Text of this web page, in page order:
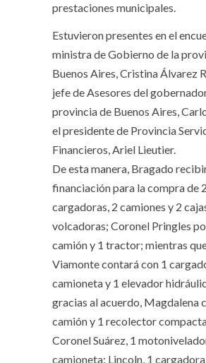
prestaciones municipales.
Estuvieron presentes en el
ministra de Gobierno de la
Buenos Aires, Cristina Álvarez
jefe de Asesores del
provincia de Buenos Aires,
el presidente de Provincia
Financieros, Ariel Lieutier.
De esta manera, Bragado
financiación para la compra de 2
cargadoras, 2 camiones y 2
volcadoras; Coronel Pringles
camión y 1 tractor; mientras
Viamonte contará con 1
camioneta y 1 elevador
gracias al acuerdo, Magdalena
camión y 1 recolector
Coronel Suárez, 1
camioneta; Lincoln, 1